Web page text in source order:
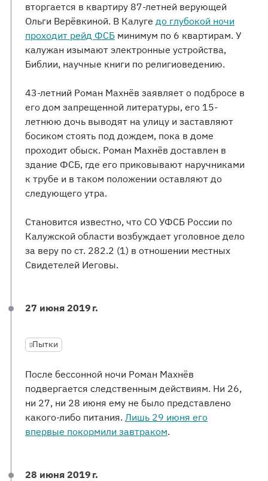
вторгается в квартиру 87-летней верующей
Ольги Верёвкиной. В Калуге до глубокой ночи
проходит рейд ФСБ минимум по 6 квартирам. У
калужан изымают электронные устройства,
Библии, научные книги по религиоведению.
43-летний Роман Махнёв заявляет о подбросе в
его дом запрещенной литературы, его 15-
летнюю дочь выводят на улицу и заставляют
босиком стоять под дождем, пока в доме
проходит обыск. Роман Махнёв доставлен в
здание ФСБ, где его приковывают наручниками
к трубе и в таком положении оставляют до
следующего утра.
Становится известно, что СО УФСБ России по
Калужской области возбуждает уголовное дело
за веру по ст. 282.2 (1) в отношении местных
Свидетелей Иеговы.
27 июня 2019 г.
Пытки
После бессонной ночи Роман Махнёв
подвергается следственным действиям. Ни 26,
ни 27, ни 28 июня ему не было представлено
какого-либо питания. Лишь 29 июня его
впервые покормили завтраком.
28 июня 2019 г.